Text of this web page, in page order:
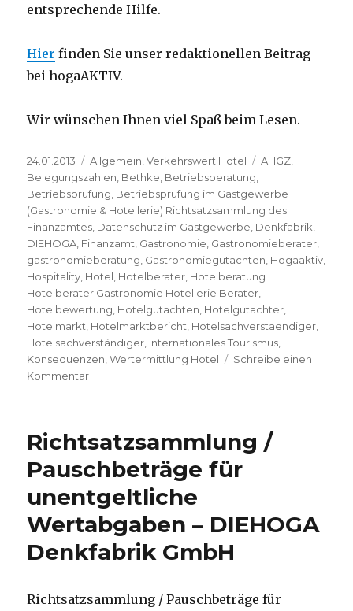
entsprechende Hilfe.
Hier finden Sie unser redaktionellen Beitrag
bei hogaAKTIV.
Wir wünschen Ihnen viel Spaß beim Lesen.
Veröffentlicht
am
24.01.2013 Kategorien
Allgemein ,Verkehrswert Hotel Schlagwörter
AHGZ
Belegungszahlen Bethke Betriebsberatung
Betriebsprüfung Betriebsprüfung im Gastgewerbe
(Gastronomie & Hotellerie) Richtsatzsammlung des
Finanzamtes Datenschutz im Gastgewerbe Denkfabrik
DIEHOGA Finanzamt Gastronomie Gastronomieberater
gastronomieberatung Gastronomiegutachten Hogaaktiv
Hospitality Hotel Hotelberater Hotelberatung
Hotelberater Gastronomie Hotellerie Berater
Hotelbewertung Hotelgutachten Hotelgutachter
Hotelmarkt Hotelmarktbericht Hotelsachverstaendiger
Hotelsachverständiger internationales Tourismus
Konsequenzen ,Wertermittlung Hotel
Schreibe einen
Kommentar
Denkfabrik
Hotelberatung
–
Gastronomieberatung
Richtsatzsammlung /
Pauschbeträge für
unentgeltliche
Wertabgaben – DIEHOGA
Denkfabrik GmbH
Richtsatzsammlung / Pauschbeträge für